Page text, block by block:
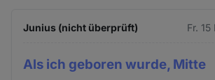
Junius (nicht überprüft) Fr.
Als ich geboren wurde, Mitte